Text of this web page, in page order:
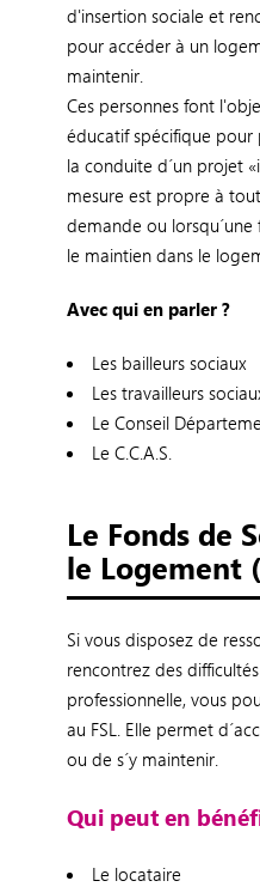
d'insertion sociale et
pour accéder à un
maintenir.
Ces personnes font
éducatif spécifique
la conduite d´un projet
mesure est propre à
demande ou
le maintien dans le
Avec qui en parler ?
Les bailleurs sociaux
Les travailleurs
Le Conseil
Le C.C.A.S.
Le Fonds de
le Logement
Si vous disposez de
rencontrez des
professionnelle, vous
au FSL. Elle permet
ou de s´y maintenir.
Qui peut en
Le locataire